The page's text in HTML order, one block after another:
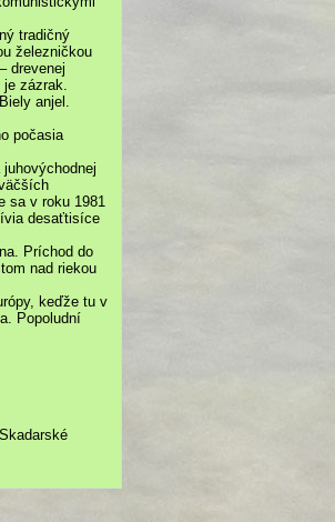
tradičný
železničkou
– drevenej
zázrak.
anjel.
počasia
sa v roku 1981
desaťtisíce
Príchod do
nad riekou
keďže tu v
Popoludní